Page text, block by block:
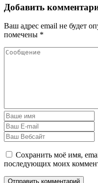
Добавить
Ваш адрес email не будет
помечены *
Сохранить моё имя,
последующих моих